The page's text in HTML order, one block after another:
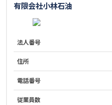
有限会社小林石油
法人番号
住所
電話番号
従業員数